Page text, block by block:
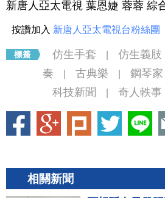
新唐人亞太電視 葉恩婕 蓉蓉 綜
按讚加入 新唐人亞太電視台粉絲團
仿生手套 仿生義肢
奏
古典樂 鋼琴家
科技新聞 奇人軼事
相關新聞